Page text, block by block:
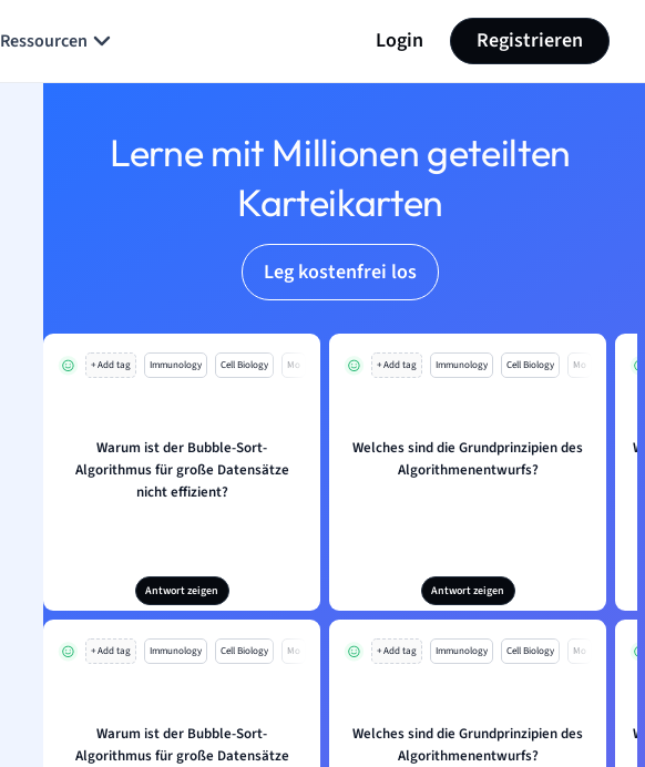
Ressourcen Login Registrieren
Lerne mit Millionen geteilten
Karteikarten
Leg kostenfrei los
+ Add tag Immunology Cell Biology Mo
Warum ist der Bubble-Sort-
Algorithmus für große Datensätze
nicht effizient?
Antwort zeigen
+ Add tag Immunology Cell Biology Mo
Welches sind die Grundprinzipien des
Algorithmenentwurfs?
Antwort zeigen
+ Add tag Immunology Cell Biology Mo
Warum ist der Bubble-Sort-
Algorithmus für große Datensätze
+ Add tag Immunology Cell Biology Mo
Welches sind die Grundprinzipien des
Algorithmenentwurfs?